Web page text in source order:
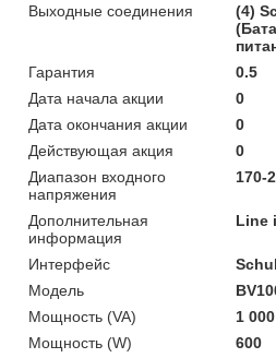
Выходные соединения
(4)
Гарантия
0.5
Дата начала акции
0
Дата окончания акции
0
Действующая акция
0
Диапазон входного
напряжения
170-
Дополнительная
информация
Line
Интерфейс
Модель
Мощность (VA)
1 000
Мощность (W)
600